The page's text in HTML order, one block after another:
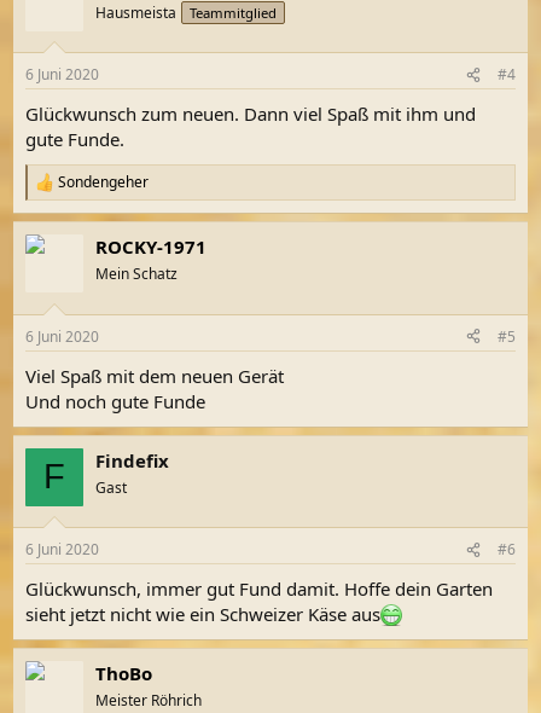
e
:
Hausmeista Teammitglied
6 Juni 2020 #4
Glückwunsch zum neuen. Dann viel Spaß mit ihm und
gute Funde.
R
e
a
k
e
:
Sondengeher
ROCKY-1971
Mein Schatz
6 Juni 2020 #5
Viel Spaß mit dem neuen Gerät
Und noch gute Funde
F Findefix
Gast
6 Juni 2020 #6
Glückwunsch, immer gut Fund damit. Hoffe dein Garten
sieht jetzt nicht wie ein Schweizer Käse aus
ThoBo
Meister Röhrich